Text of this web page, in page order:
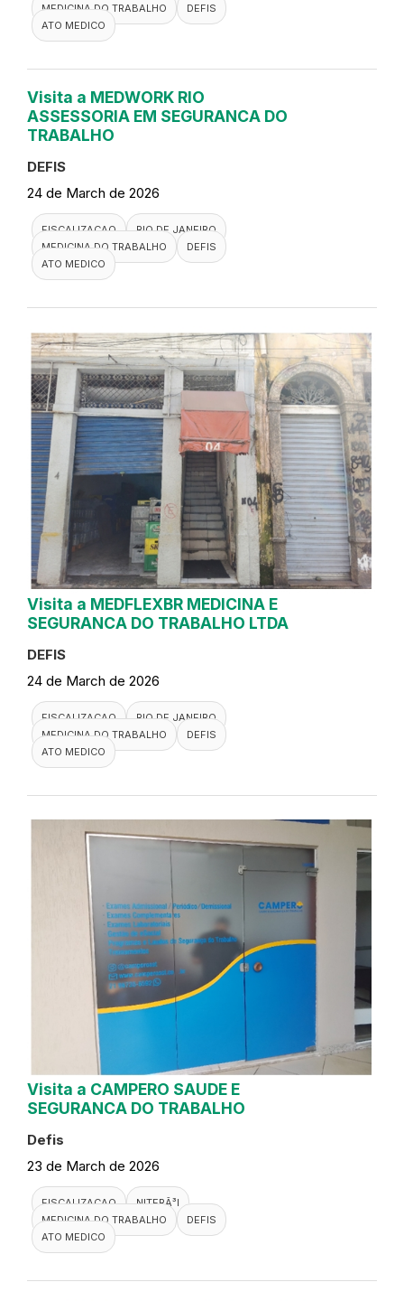
MEDICINA DO TRABALHO
DEFIS
ATO MEDICO
Visita a MEDWORK RIO
ASSESSORIA EM SEGURANCA DO
TRABALHO
DEFIS
24 de March de 2026
FISCALIZACAO
RIO DE JANEIRO
MEDICINA DO TRABALHO
DEFIS
ATO MEDICO
Visita a MEDFLEXBR MEDICINA E
SEGURANCA DO TRABALHO LTDA
DEFIS
24 de March de 2026
FISCALIZACAO
RIO DE JANEIRO
MEDICINA DO TRABALHO
DEFIS
ATO MEDICO
Visita a CAMPERO SAUDE E
SEGURANCA DO TRABALHO
Defis
23 de March de 2026
FISCALIZACAO
NITERÃ³I
MEDICINA DO TRABALHO
DEFIS
ATO MEDICO